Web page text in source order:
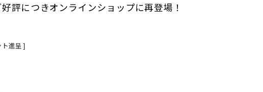
評につきオンラインショップに再登場！
進呈 ]